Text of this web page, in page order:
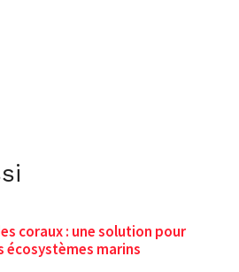
coraux : une solution pour
écosystèmes marins